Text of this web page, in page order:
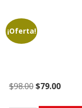
¡Oferta!
$98.00Original
$79.00